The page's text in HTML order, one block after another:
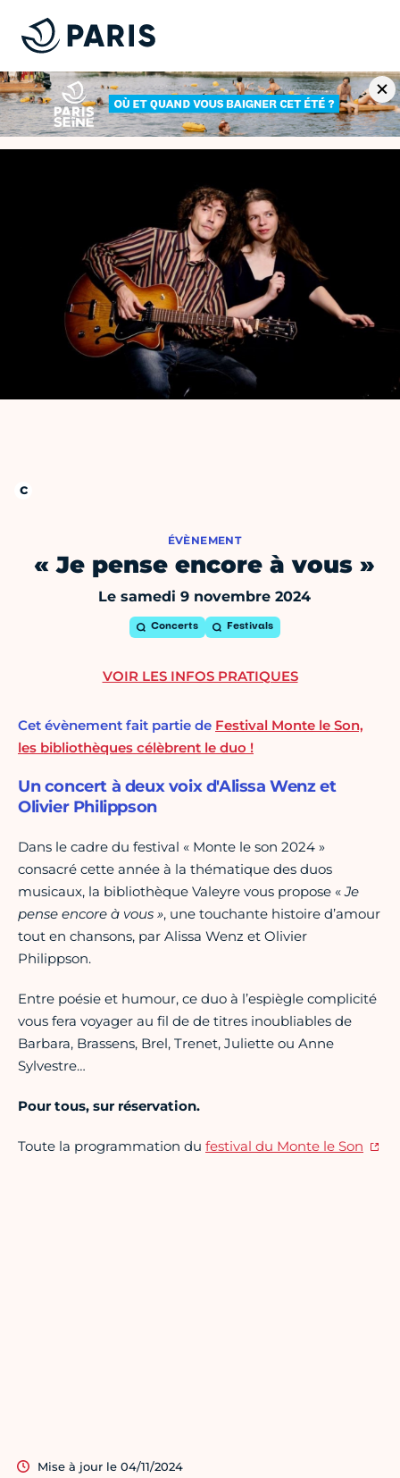
ÉVÈNEMENT
« Je pense encore à vous »
Le samedi 9 novembre 2024
Concerts Festivals
Cet évènement fait partie de Festival Monte le Son,
les bibliothèques célèbrent le duo !
Un concert à deux voix d'Alissa Wenz et
Olivier Philippson
Dans le cadre du festival « Monte le son 2024 »
consacré cette année à la thématique des duos
musicaux, la bibliothèque Valeyre vous propose «Je
pense encore à vous », une touchante histoire d’amour
tout en chansons, par Alissa Wenz et Olivier
Philippson.
Entre poésie et humour, ce duo à l’espiègle complicité
vous fera voyager au fil de de titres inoubliables de
Barbara, Brassens, Brel, Trenet, Juliette ou Anne
Sylvestre…
Pour tous, sur réservation.
Toute la programmation du festival du Monte le Son
Mise à jour le 04/11/2024
VOIR LES INFOS PRATIQUES